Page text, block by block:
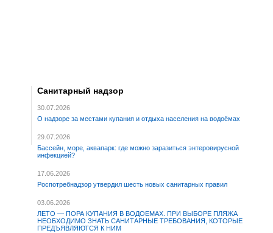
Санитарный надзор
30.07.2026
О надзоре за местами купания и отдыха населения на водоёмах
29.07.2026
Бассейн, море, аквапарк: где можно заразиться энтеровирусной
инфекцией?
17.06.2026
Роспотребнадзор утвердил шесть новых санитарных правил
03.06.2026
ЛЕТО — ПОРА КУПАНИЯ В ВОДОЕМАХ. ПРИ ВЫБОРЕ ПЛЯЖА
НЕОБХОДИМО ЗНАТЬ САНИТАРНЫЕ ТРЕБОВАНИЯ, КОТОРЫЕ
ПРЕДЪЯВЛЯЮТСЯ К НИМ